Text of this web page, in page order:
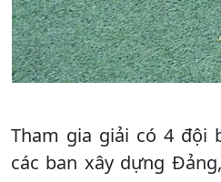
Tham gia giải có 4 đội
các ban xây dựng